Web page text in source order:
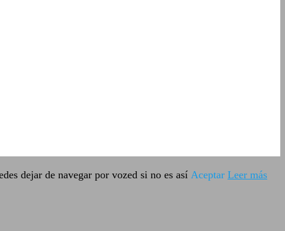
dejar de navegar por vozed si no es así Aceptar Leer más